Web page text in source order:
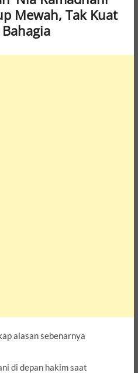
Mewah, Tak Kuat
alasan sebenarnya
di depan hakim saat